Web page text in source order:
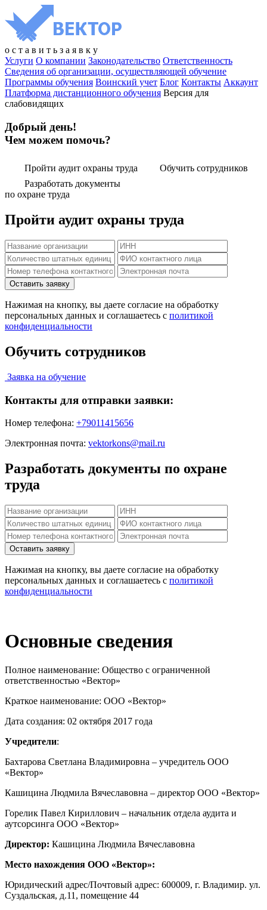
о с т а в и т ь з а я в к у
Услуги О компании Законодательство Ответственность
Сведения об организации, осуществляющей обучение
Программы обучения Воинский учет Блог Контакты Аккаунт
Платформа дистанционного обучения Версия для
слабовидящих
Добрый день!
Чем можем помочь?
Пройти аудит охраны труда
Обучить сотрудников
Разработать документы
по охране труда
Пройти аудит охраны труда
Нажимая на кнопку, вы даете согласие на обработку
персональных данных и соглашаетесь c политикой
конфиденциальности
Обучить сотрудников
Заявка на обучение
Контакты для отправки заявки:
Номер телефона: +79011415656
Электронная почта: vektorkons@mail.ru
Разработать документы по охране
труда
Нажимая на кнопку, вы даете согласие на обработку
персональных данных и соглашаетесь c политикой
конфиденциальности
Основные сведения
Полное наименование: Общество с ограниченной
ответственностью «Вектор»
Краткое наименование: ООО «Вектор»
Дата создания: 02 октября 2017 года
Учредители:
Бахтарова Светлана Владимировна – учредитель ООО
«Вектор»
Кашицина Людмила Вячеславовна – директор ООО «Вектор»
Горелик Павел Кириллович – начальник отдела аудита и
аутсорсинга ООО «Вектор»
Директор: Кашицина Людмила Вячеславовна
Место нахождения ООО «Вектор»:
Юридический адрес/Почтовый адрес: 600009, г. Владимир. ул.
Суздальская, д.11, помещение 44